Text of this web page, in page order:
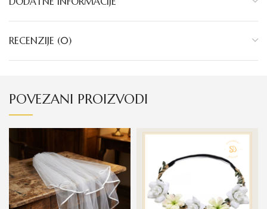
RECENZIJE (0)
POVEZANI PROIZVODI